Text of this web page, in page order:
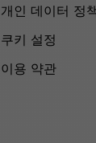
개인 데이터 정
쿠키 설정
이용 약관